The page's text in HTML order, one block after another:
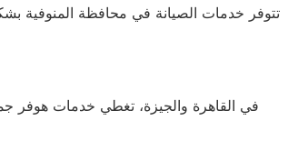
تتوفر خدمات الصيانة في محافظة المنوفية
في القاهرة والجيزة، تغطي خدمات هوفر